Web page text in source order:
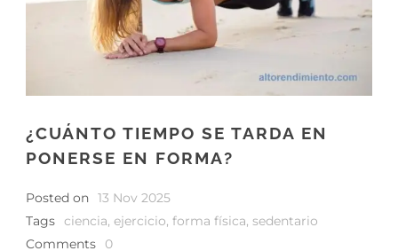
¿CUÁNTO TIEMPO SE TARDA EN
PONERSE EN FORMA?
Posted on 13 Nov 2025
Tags ciencia, ejercicio, forma física, sedentario
Comments
0